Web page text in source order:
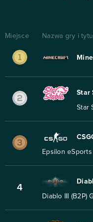
Miejsce Nazwa gry i
Star
Star
Epsilon
4
Diablo III (B2P)